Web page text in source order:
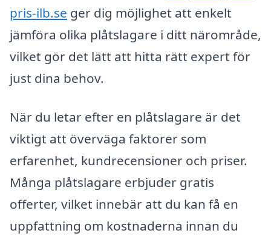
pris-ilb.se ger dig möjlighet att enkelt
jämföra olika plåtslagare i ditt närområde,
vilket gör det lätt att hitta rätt expert för
just dina behov.
När du letar efter en plåtslagare är det
viktigt att överväga faktorer som
erfarenhet, kundrecensioner och priser.
Många plåtslagare erbjuder gratis
offerter, vilket innebär att du kan få en
uppfattning om kostnaderna innan du